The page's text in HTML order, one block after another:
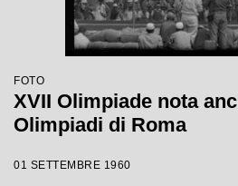
FOTO
XVII Olimpiade nota
Olimpiadi di Roma
01 SETTEMBRE 1960